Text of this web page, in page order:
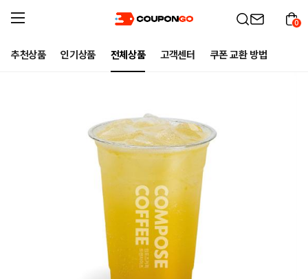
추천상품 인기상품 전체상품 고객센터 쿠폰 교환 방법
0